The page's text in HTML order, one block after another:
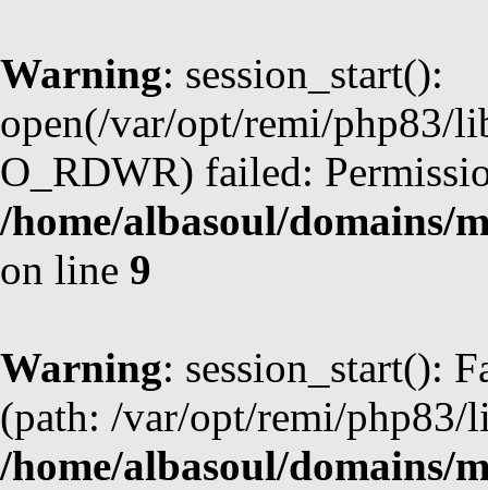
Warning: session_start():
open(/var/opt/remi/php83/
O_RDWR) failed:
/home/albasoul/domains/
on line 9
Warning: session_start():
(path: /var/opt/remi/php83/
/home/albasoul/domains/